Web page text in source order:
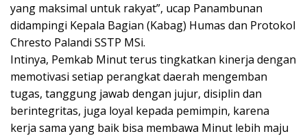
yang maksimal untuk rakyat”, ucap Panambunan
didampingi Kepala Bagian (Kabag) Humas dan Protokol
Chresto Palandi SSTP MSi.
Intinya, Pemkab Minut terus tingkatkan kinerja dengan
memotivasi setiap perangkat daerah mengemban
tugas, tanggung jawab dengan jujur, disiplin dan
berintegritas, juga loyal kepada pemimpin, karena
kerja sama yang baik bisa membawa Minut lebih maju